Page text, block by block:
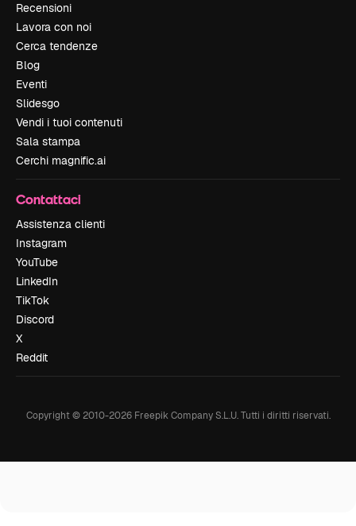
Recensioni
Lavora con noi
Cerca tendenze
Blog
Eventi
Slidesgo
Vendi i tuoi contenuti
Sala stampa
Cerchi magnific.ai
Contattaci
Assistenza clienti
Instagram
YouTube
LinkedIn
TikTok
Discord
X
Reddit
Copyright © 2010-2026Freepik Company S.L.U. Tutti i diritti riservati.